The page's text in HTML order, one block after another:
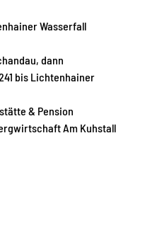
Wasserfall
dann
bis Lichtenhainer
& Pension
Am Kuhstall